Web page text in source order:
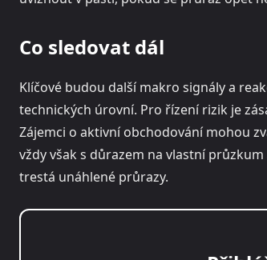
Co sledovat dál
Klíčové budou další makro signály a
technických úrovní. Pro řízení rizik je
Zájemci o aktivní obchodování mohou
vždy však s důrazem na vlastní
trestá unáhlené průrazy.